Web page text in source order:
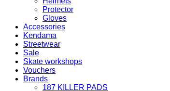
Protector
Gloves
Accessories
Kendama
Streetwear
Sale
Skate workshops
Vouchers
Brands
187 KILLER PADS